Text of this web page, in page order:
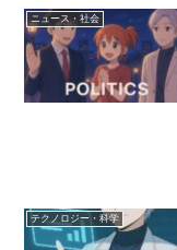
ニュース・社会
テクノロジー・科学